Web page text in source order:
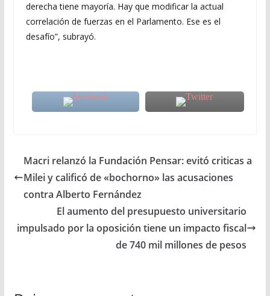
derecha tiene mayoría. Hay que modificar la actual
correlación de fuerzas en el Parlamento. Ese es el
desafío”, subrayó.
Macri relanzó la Fundación Pensar: evitó criticas a
Milei y calificó de «bochorno» las acusaciones
contra Alberto Fernández
El aumento del presupuesto universitario
impulsado por la oposición tiene un impacto fiscal
de 740 mil millones de pesos